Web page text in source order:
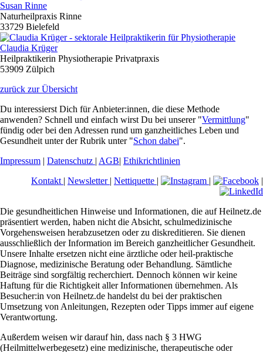
Susan Rinne
Naturheilpraxis Rinne
33729 Bielefeld
Claudia Krüger
Heilpraktikerin Physiotherapie Privatpraxis
53909 Zülpich
zurück zur Übersicht
Du interessierst Dich für Anbieter:innen, die diese Methode
anwenden? Schnell und einfach wirst Du bei unserer "Vermittlung"
fündig oder bei den Adressen rund um ganzheitliches Leben und
Gesundheit unter der Rubrik unter "Schon dabei".
Impressum
Datenschutz AGB Ethikrichtlinien
Kontakt Newsletter Nettiquette
Die gesundheitlichen Hinweise und Informationen, die auf Heilnetz.de
präsentiert werden, haben nicht die Absicht, schulmedizinische
Vorgehensweisen herabzusetzen oder zu diskreditieren. Sie dienen
ausschließlich der Information im Bereich ganzheitlicher Gesundheit.
Unsere Inhalte ersetzen nicht eine ärztliche oder heil-praktische
Diagnose, medizinische Beratung oder Behandlung. Sämtliche
Beiträge sind sorgfältig recherchiert. Dennoch können wir keine
Haftung für die Richtigkeit aller Informationen übernehmen. Als
Besucher:in von Heilnetz.de handelst du bei der praktischen
Umsetzung von Anleitungen, Rezepten oder Tipps immer auf eigene
Verantwortung.
Außerdem weisen wir darauf hin, dass nach § 3 HWG
(Heilmittelwerbegesetz) eine medizinische, therapeutische oder